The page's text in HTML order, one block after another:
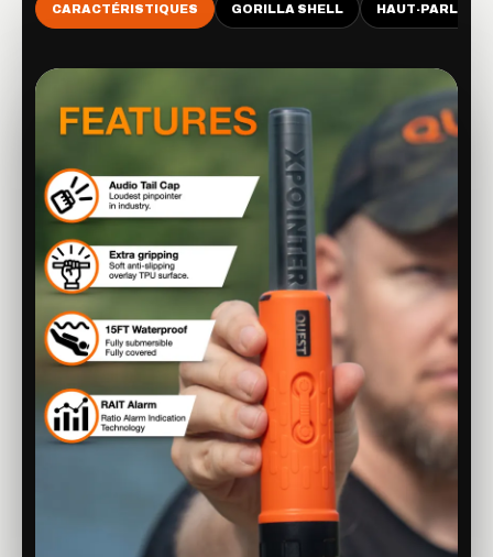
CARACTÉRISTIQUES GORILLA SHELL HAUT-PARLEUR